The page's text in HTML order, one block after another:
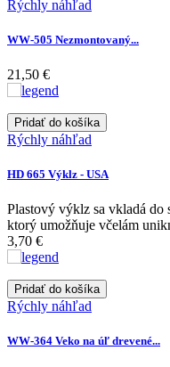
Rýchly náhľad
WW-505 Nezmontovaný...
21,50 €
Pridať do košíka
Rýchly náhľad
HD 665 Výklz - USA
Plastový výklz sa vkladá do
ktorý umožňuje včelám
3,70 €
Pridať do košíka
Rýchly náhľad
WW-364 Veko na úľ drevené...